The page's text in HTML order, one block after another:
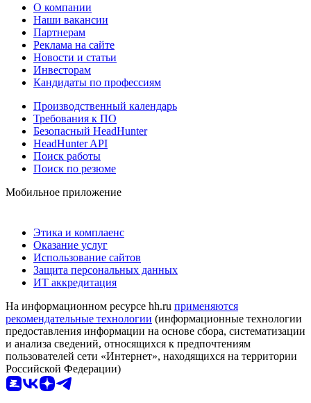
О компании
Наши вакансии
Партнерам
Реклама на сайте
Новости и статьи
Инвесторам
Кандидаты по профессиям
Производственный календарь
Требования к ПО
Безопасный HeadHunter
HeadHunter API
Поиск работы
Поиск по резюме
Мобильное приложение
Этика и комплаенс
Оказание услуг
Использование сайтов
Защита персональных данных
ИТ аккредитация
На информационном ресурсе hh.ru применяются
рекомендательные технологии (информационные технологии
предоставления информации на основе сбора, систематизации
и анализа сведений, относящихся к предпочтениям
пользователей сети «Интернет», находящихся на территории
Российской Федерации)